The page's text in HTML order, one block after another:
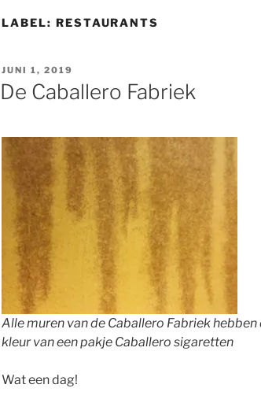
LABEL: RESTAURANTS
GEPLAATST
OP
JUNI 1, 2019
De Caballero Fabriek
Alle muren van de Caballero Fabriek hebben
kleur van een pakje Caballero sigaretten
Wat een dag!